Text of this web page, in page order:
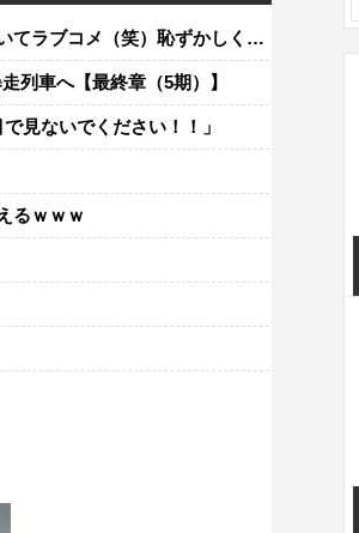
しくないの？」←やめたれｗと話題に
列車へ【最終章（5期）】
見ないでください！！」
るｗｗｗ